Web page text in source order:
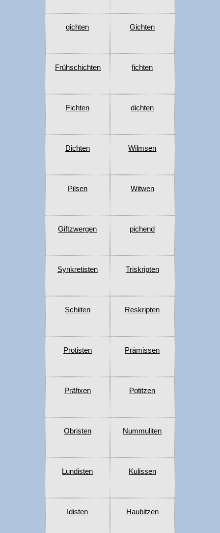
gichten Gichten
Frühschichten fichten
Fichten dichten
Dichten Wilmsen
Pilsen Witwen
Giftzwergen pichend
Synkretisten Triskripten
Schiiten Reskripten
Protisten Prämissen
Präfixen Potitzen
Obristen Nummuliten
Lundisten Kulissen
Idisten Haubitzen